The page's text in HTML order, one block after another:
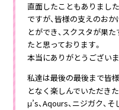
直面したこともありました
ですが、皆様の支えのお
とができ、スクスタが果
たと思っております。
本当にありがとうございま
私達は最後の最後まで皆
となく楽しんでいただき
μ’s、Aqours、ニジガク、